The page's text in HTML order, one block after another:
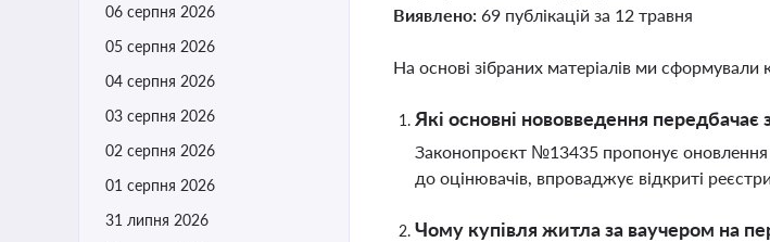
06 серпня 2026
05 серпня 2026
04 серпня 2026
03 серпня 2026
02 серпня 2026
01 серпня 2026
31 липня 2026
Виявлено: 69 публікацій за 12 травня
На основі зібраних матеріалів ми сформували
Які основні нововведення
Законопроєкт №13435 пропонує
до оцінювачів, впроваджує відкриті
Чому купівля житла за ваучером на